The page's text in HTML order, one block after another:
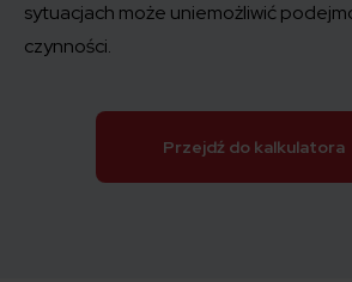
sytuacjach może uniemożliwić
czynności.
Przejdź do kalkulatora